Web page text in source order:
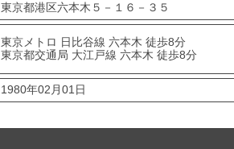
東京都港区六本木５－１６－３５
東京メトロ 日比谷線 六本木 徒歩8分
東京都交通局 大江戸線 六本木 徒歩8分
1980年02月01日